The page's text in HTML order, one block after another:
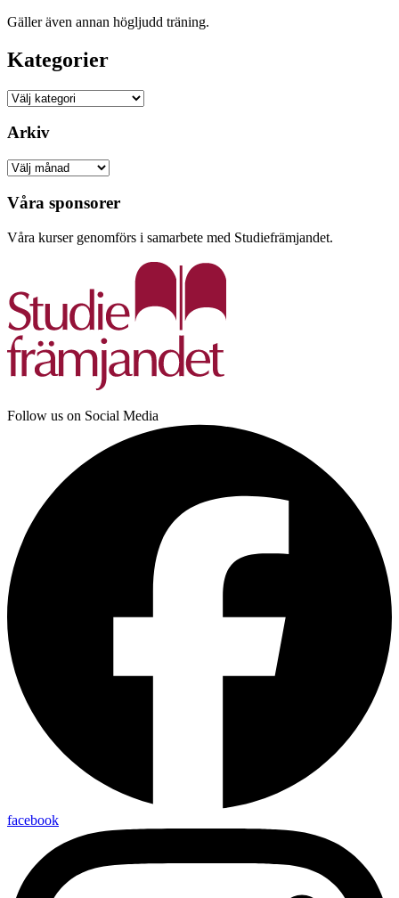
Gäller även annan högljudd träning.
Kategorier
Kategorier
Arkiv
Arkiv
Våra sponsorer
Våra kurser genomförs i samarbete med Studiefrämjandet.
Follow us on Social Media
facebook